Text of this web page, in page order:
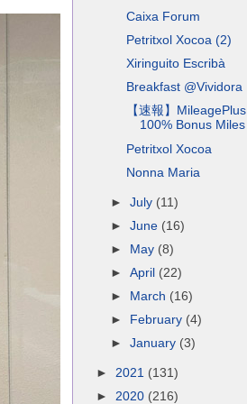
Caixa Forum
Petritxol Xocoa (2)
Xiringuito Escribà
Breakfast @Vividora
【速報】MileagePlus
100% Bonus Miles
Petritxol Xocoa
Nonna Maria
►July (11)
►June (16)
►
May (8)
►April (22)
►
March (16)
►
February (4)
►January (3)
► 2021 (131)
► 2020 (216)